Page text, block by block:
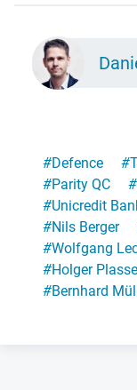
#Defence #
#Parity QC #
#Unicredit
#Nils Berger
#Wolfgang
#Holger
#Bernhard